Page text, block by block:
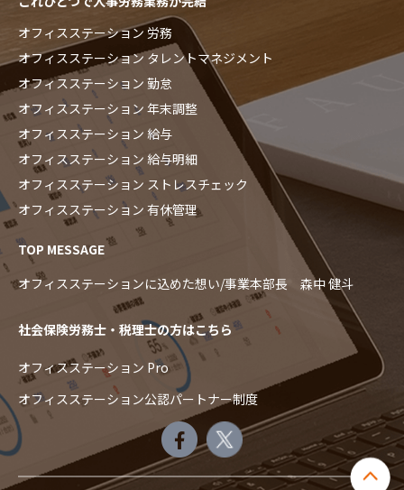
オフィスステーション 労務
オフィスステーション タレントマネジメント
オフィスステーション 勤怠
オフィスステーション 年末調整
オフィスステーション 給与
オフィスステーション 給与明細
オフィスステーション ストレスチェック
オフィスステーション 有休管理
TOP MESSAGE
オフィスステーションに込めた想い/事業本部長 森中 健斗
社会保険労務士・税理士の方はこちら
オフィスステーション Pro
オフィスステーション公認パートナー制度